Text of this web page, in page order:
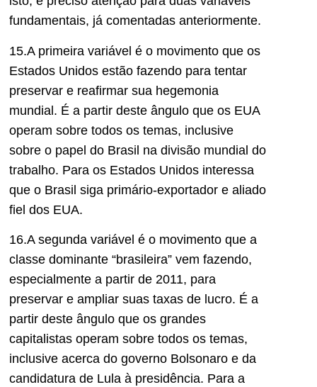
fundamentais, já comentadas anteriormente.
15.A primeira variável é o movimento que os
Estados Unidos estão fazendo para tentar
preservar e reafirmar sua hegemonia
mundial. É a partir deste ângulo que os EUA
operam sobre todos os temas, inclusive
sobre o papel do Brasil na divisão mundial do
trabalho. Para os Estados Unidos interessa
que o Brasil siga primário-exportador e aliado
fiel dos EUA.
16.A segunda variável é o movimento que a
classe dominante “brasileira” vem fazendo,
especialmente a partir de 2011, para
preservar e ampliar suas taxas de lucro. É a
partir deste ângulo que os grandes
capitalistas operam sobre todos os temas,
inclusive acerca do governo Bolsonaro e da
candidatura de Lula à presidência. Para a